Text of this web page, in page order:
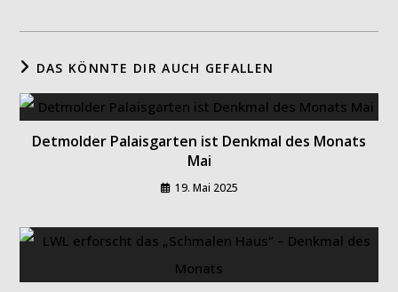
DAS KÖNNTE DIR AUCH GEFALLEN
Detmolder Palaisgarten ist Denkmal des Monats
Mai
19. Mai 2025